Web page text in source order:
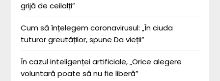
grijă de ceilalți”
Cum să înțelegem coronavirusul: „În ciuda
tuturor greutăților, spune Da vieții”
În cazul inteligenței artificiale, „Orice alegere
voluntară poate să nu fie liberă”